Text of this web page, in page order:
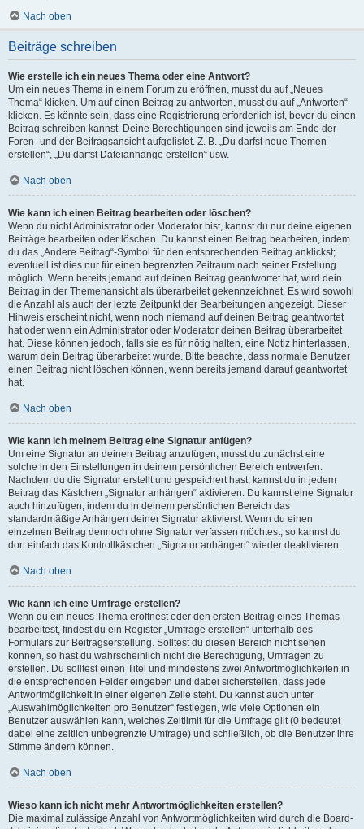
Nach oben
Beiträge schreiben
Wie erstelle ich ein neues Thema oder eine Antwort?
Um ein neues Thema in einem Forum zu eröffnen, musst du auf „Neues
Thema“ klicken. Um auf einen Beitrag zu antworten, musst du auf „Antworten“
klicken. Es könnte sein, dass eine Registrierung erforderlich ist, bevor du einen
Beitrag schreiben kannst. Deine Berechtigungen sind jeweils am Ende der
Foren- und der Beitragsansicht aufgelistet. Z. B. „Du darfst neue Themen
erstellen“, „Du darfst Dateianhänge erstellen“ usw.
Nach oben
Wie kann ich einen Beitrag bearbeiten oder löschen?
Wenn du nicht Administrator oder Moderator bist, kannst du nur deine eigenen
Beiträge bearbeiten oder löschen. Du kannst einen Beitrag bearbeiten, indem
du das „Ändere Beitrag“-Symbol für den entsprechenden Beitrag anklickst;
eventuell ist dies nur für einen begrenzten Zeitraum nach seiner Erstellung
möglich. Wenn bereits jemand auf deinen Beitrag geantwortet hat, wird dein
Beitrag in der Themenansicht als überarbeitet gekennzeichnet. Es wird sowohl
die Anzahl als auch der letzte Zeitpunkt der Bearbeitungen angezeigt. Dieser
Hinweis erscheint nicht, wenn noch niemand auf deinen Beitrag geantwortet
hat oder wenn ein Administrator oder Moderator deinen Beitrag überarbeitet
hat. Diese können jedoch, falls sie es für nötig halten, eine Notiz hinterlassen,
warum dein Beitrag überarbeitet wurde. Bitte beachte, dass normale Benutzer
einen Beitrag nicht löschen können, wenn bereits jemand darauf geantwortet
hat.
Nach oben
Wie kann ich meinem Beitrag eine Signatur anfügen?
Um eine Signatur an deinen Beitrag anzufügen, musst du zunächst eine
solche in den Einstellungen in deinem persönlichen Bereich entwerfen.
Nachdem du die Signatur erstellt und gespeichert hast, kannst du in jedem
Beitrag das Kästchen „Signatur anhängen“ aktivieren. Du kannst eine Signatur
auch hinzufügen, indem du in deinem persönlichen Bereich das
standardmäßige Anhängen deiner Signatur aktivierst. Wenn du einen
einzelnen Beitrag dennoch ohne Signatur verfassen möchtest, so kannst du
dort einfach das Kontrollkästchen „Signatur anhängen“ wieder deaktivieren.
Nach oben
Wie kann ich eine Umfrage erstellen?
Wenn du ein neues Thema eröffnest oder den ersten Beitrag eines Themas
bearbeitest, findest du ein Register „Umfrage erstellen“ unterhalb des
Formulars zur Beitragserstellung. Solltest du diesen Bereich nicht sehen
können, so hast du wahrscheinlich nicht die Berechtigung, Umfragen zu
erstellen. Du solltest einen Titel und mindestens zwei Antwortmöglichkeiten in
die entsprechenden Felder eingeben und dabei sicherstellen, dass jede
Antwortmöglichkeit in einer eigenen Zeile steht. Du kannst auch unter
„Auswahlmöglichkeiten pro Benutzer“ festlegen, wie viele Optionen ein
Benutzer auswählen kann, welches Zeitlimit für die Umfrage gilt (0 bedeutet
dabei eine zeitlich unbegrenzte Umfrage) und schließlich, ob die Benutzer ihre
Stimme ändern können.
Nach oben
Wieso kann ich nicht mehr Antwortmöglichkeiten erstellen?
Die maximal zulässige Anzahl von Antwortmöglichkeiten wird durch die Board-